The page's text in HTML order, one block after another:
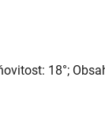
18°;